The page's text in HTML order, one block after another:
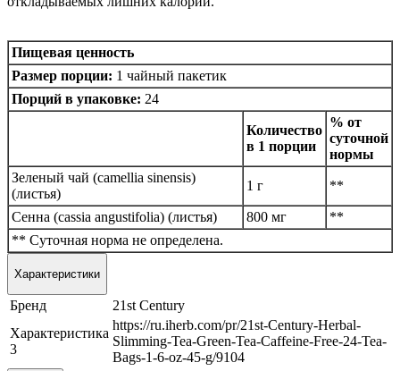
Пищевая ценность
Размер порции: 1 чайный пакетик
Порций в упаковке: 24
Количество
в 1 порции
% от
суточной
нормы
Зеленый чай (camellia sinensis)
(листья)
1 г **
Сенна (cassia angustifolia) (листья) 800 мг
**
** Суточная норма не определена.
Характеристики
Бренд
21st Century
Характеристика
3
https://ru.iherb.com/pr/21st-Century-Herbal-
Slimming-Tea-Green-Tea-Caffeine-Free-24-Tea-
Bags-1-6-oz-45-g/9104